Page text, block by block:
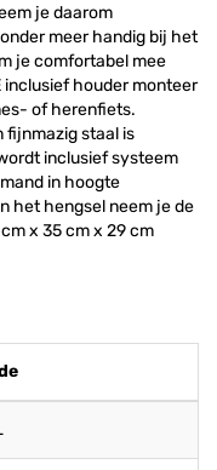
je daarom
meer handig bij het
je comfortabel mee
inclusief houder monteer
of herenfiets.
fijnmazig staal is
inclusief systeem
in hoogte
het hengsel neem je de
x 35 cm x 29 cm